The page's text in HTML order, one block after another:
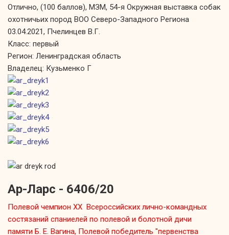
Отлично, (100 баллов), МЗМ, 54-я Окружная выставка собак
охотничьих пород ВОО Северо-Западного Региона
03.04.2021, Пчелинцев В.Г.
Класс: первый
Регион: Ленинградская область
Владелец: Кузьменко Г
Ар-Ларс - 6406/20
Полевой чемпион XX Всероссийских лично-командных
состязаний спаниелей по полевой и болотной дичи
памяти Б. Е. Вагина, Полевой победитель "первенства